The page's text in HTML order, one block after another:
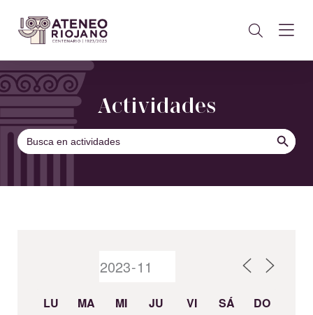
Actividades
Buscar: BOTÓN DE
LU MA MI JU VI SÁ
DO